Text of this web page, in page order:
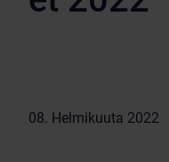
08. Helmikuuta 2022